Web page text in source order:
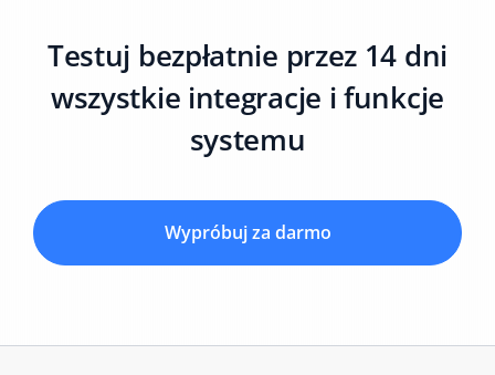
Testuj bezpłatnie przez 14 dni
wszystkie integracje i funkcje
systemu
Wypróbuj za darmo